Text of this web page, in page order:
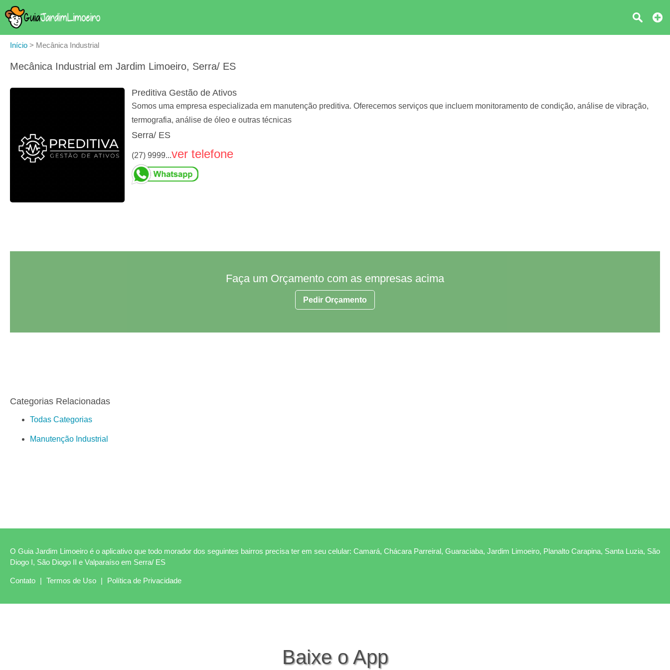
Início > Mecânica Industrial
Mecânica Industrial em Jardim Limoeiro, Serra/ ES
Preditiva Gestão de Ativos
Somos uma empresa especializada em manutenção preditiva. Oferecemos serviços que incluem monitoramento de condição, análise de vibração,
termografia, análise de óleo e outras técnicas
Serra/ ES
(27) 9999...ver telefone
Faça um Orçamento com as empresas acima
Pedir Orçamento
Categorias Relacionadas
Todas Categorias
Manutenção Industrial
O Guia Jardim Limoeiro é o aplicativo que todo morador dos seguintes bairros precisa ter em seu celular: Camará, Chácara Parreiral, Guaraciaba, Jardim Limoeiro, Planalto Carapina, Santa Luzia, São
Diogo I, São Diogo II e Valparaíso em Serra/ ES
Contato | Termos de Uso | Política de Privacidade
Baixe o App